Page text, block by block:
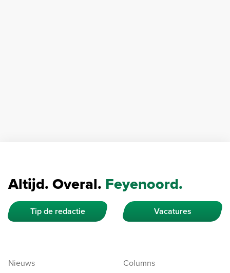
Altijd. Overal. Feyenoord.
Tip de redactie Vacatures
Nieuws
Columns